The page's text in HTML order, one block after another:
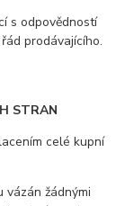
s odpovědností
prodávajícího.
STRAN
celé kupní
žádnými